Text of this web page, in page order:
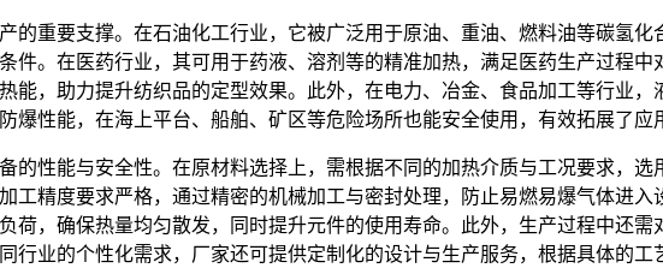
的重要支撑。在石油化工行业，它被广泛用于原油、重油、燃料油等碳氢
。在医药行业，其可用于药液、溶剂等的精准加热，满足医药生产过程
，助力提升纺织品的定型效果。此外，在电力、冶金、食品加工等行业，
性能，在海上平台、船舶、矿区等危险场所也能安全使用，有效拓展了应
的性能与安全性。在原材料选择上，需根据不同的加热介质与工况要求，
工精度要求严格，通过精密的机械加工与密封处理，防止易燃易爆气体进
，确保热量均匀散发，同时提升元件的使用寿命。此外，生产过程中还
业的个性化需求，厂家还可提供定制化的设计与生产服务，根据具体的